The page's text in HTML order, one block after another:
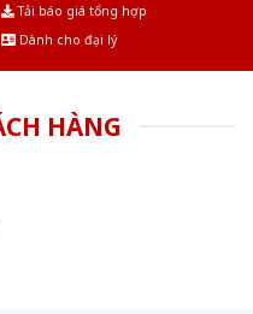
Tải báo giá tổng hợp
Dành cho đại lý
HÀNG